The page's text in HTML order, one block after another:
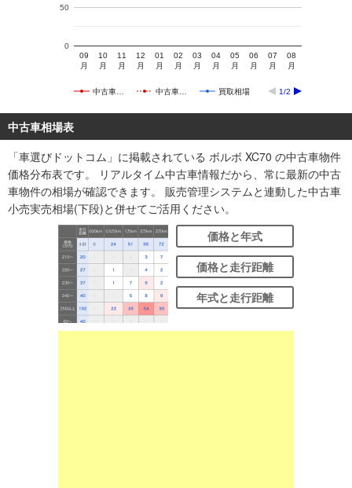
中古車… 中古車… 買取相場 1/2
09
月
10
月
11
月
12
月
01
月
02
月
03
月
04
月
05
月
06
月
07
月
08
月
0
50
中古車相場表
「車選びドットコム」に掲載されている ボルボ XC70 の中古車物件
価格分布表です。 リアルタイム中古車情報だから、常に最新の中古
車物件の相場が確認できます。 販売管理システムと連動した中古車
小売実売相場(下段)と併せてご活用ください。
価格と年式
価格と走行距離
年式と走行距離